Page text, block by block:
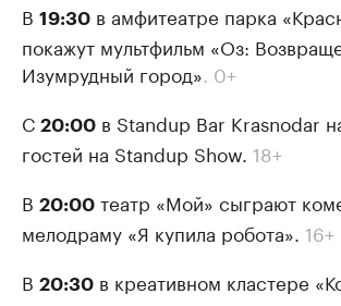
В 19:30 в амфитеатре парка
покажут мультфильм «Оз:
Изумрудный город». 0+
С 20:00 в Standup Bar Krasnodar
гостей на Standup Show. 18+
В 20:00 театр «Мой» сыграют
мелодраму «Я купила робота». 16+
В 20:30 в креативном кластере